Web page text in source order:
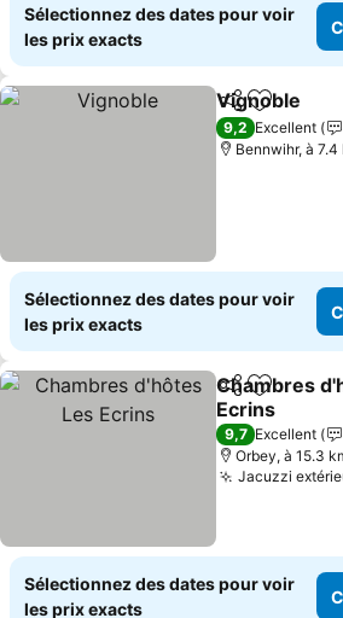
Sélectionnez des dates pour voir
les prix exacts
PartagerAjouter à
Vignoble
9,2 Excellent
Bennwihr, à
Sélectionnez des dates pour voir
les prix exacts
PartagerAjouter à
Chambres
Ecrins
9,7 Excellent
Orbey, à 15.3
Jacuzzi
Sélectionnez des dates pour voir
les prix exacts